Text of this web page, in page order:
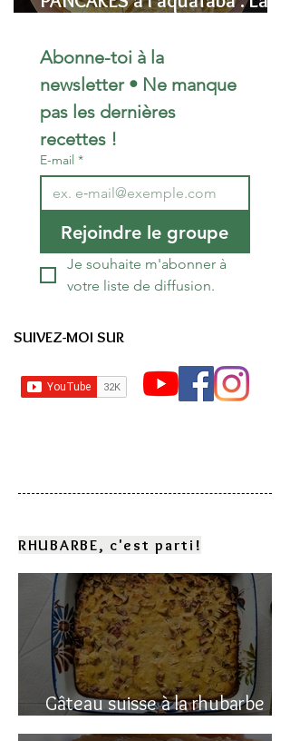
Moelleuse (Sans Œufs)
Abonne-toi à la
newsletter • Ne manque
pas les dernières
recettes !
E-mail *
Rejoindre le groupe
Je souhaite m'abonner à
votre liste de diffusion.
SUIVEZ-MOI SUR
RHUBARBE, c'est parti!
Gâteau suisse à la rhubarbe
(avec polenta)